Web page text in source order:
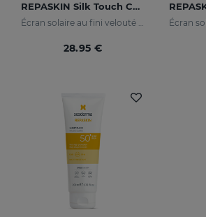
REPASKIN Silk Touch Color SPF50
Écran solaire au fini velouté et coloré pour le visage
28.95 €